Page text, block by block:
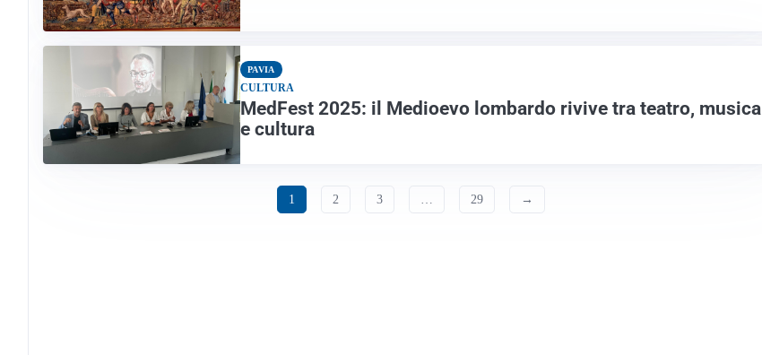
PAVIA
CULTURA
MedFest 2025: il Medioevo lombardo rivive tra teatro, musica
e cultura
1 2 3 29 →